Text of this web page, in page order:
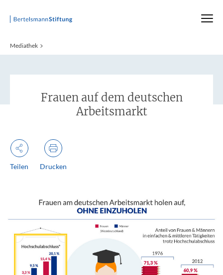
Startseite
Mediathek
:
Frauen auf dem deutschen
Arbeitsmarkt
Teilen Drucken